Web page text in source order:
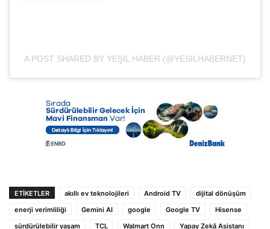
A POST SHARED BY YEŞIL HABER (@YESILHABERNET)
ETIKETLER akıllı ev teknolojileri Android TV
dijital dönüşüm
enerji verimliliği
Gemini AI google Google TV
Hisense
sürdürülebilir yaşam
TCL Walmart Onn Yapay Zekâ Asistanı